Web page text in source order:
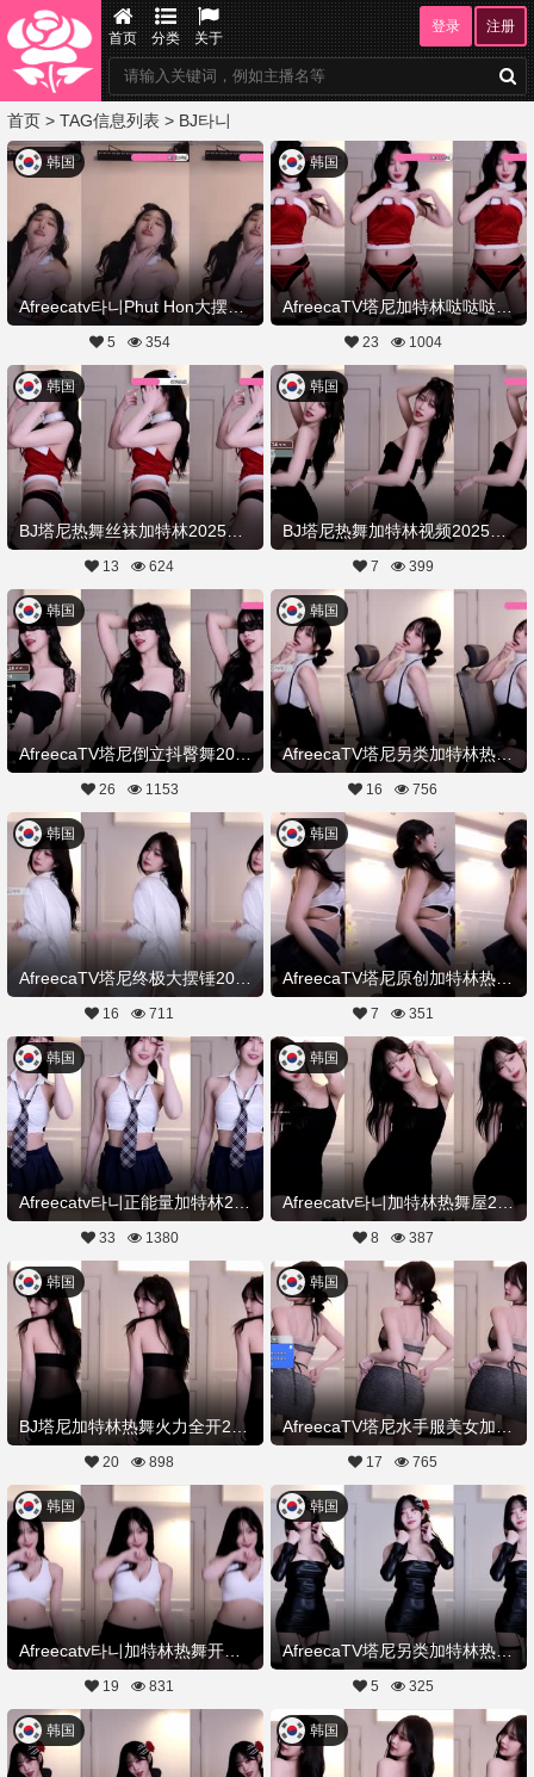
首页 分类 关于
登录 注册
首页 > TAG信息列表 > BJ타니
Afreecatv타니Phut Hon大摆锤20251225Hot Dance
韩国
5 354
韩国
23 1004
BJ塔尼热舞丝袜加特林20251225舞蹈剪辑
韩国
13 624
BJ塔尼热舞加特林视频20251222舞蹈剪辑
韩国
7 399
AfreecaTV塔尼倒立抖臀舞20251222舞蹈剪辑
韩国
26 1153
AfreecaTV塔尼另类加特林热舞20251210舞蹈剪辑
韩国
16 756
韩国
16 711
韩国
7 351
韩国
33 1380
Afreecatv타니加特林热舞屋20251205Hot Dance
韩国
8 387
BJ塔尼加特林热舞火力全开20251127舞蹈剪辑
韩国
20 898
AfreecaTV塔尼水手服美女加特林热舞20251126舞蹈剪辑
韩国
17 765
韩国
19 831
AfreecaTV塔尼另类加特林热舞20251028舞蹈剪辑
韩国
5 325
韩国 韩国